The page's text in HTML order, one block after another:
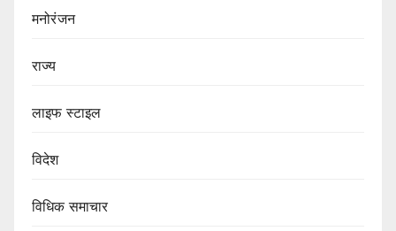
मनोरंजन
राज्य
लाइफ स्टाइल
विदेश
विधिक समाचार